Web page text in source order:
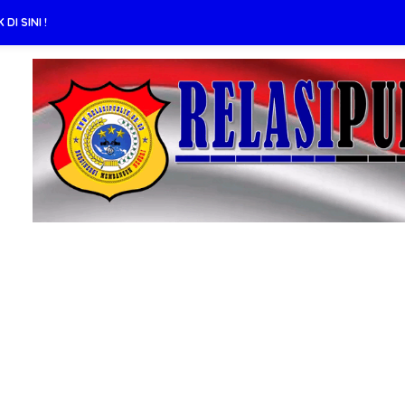
DI SINI !